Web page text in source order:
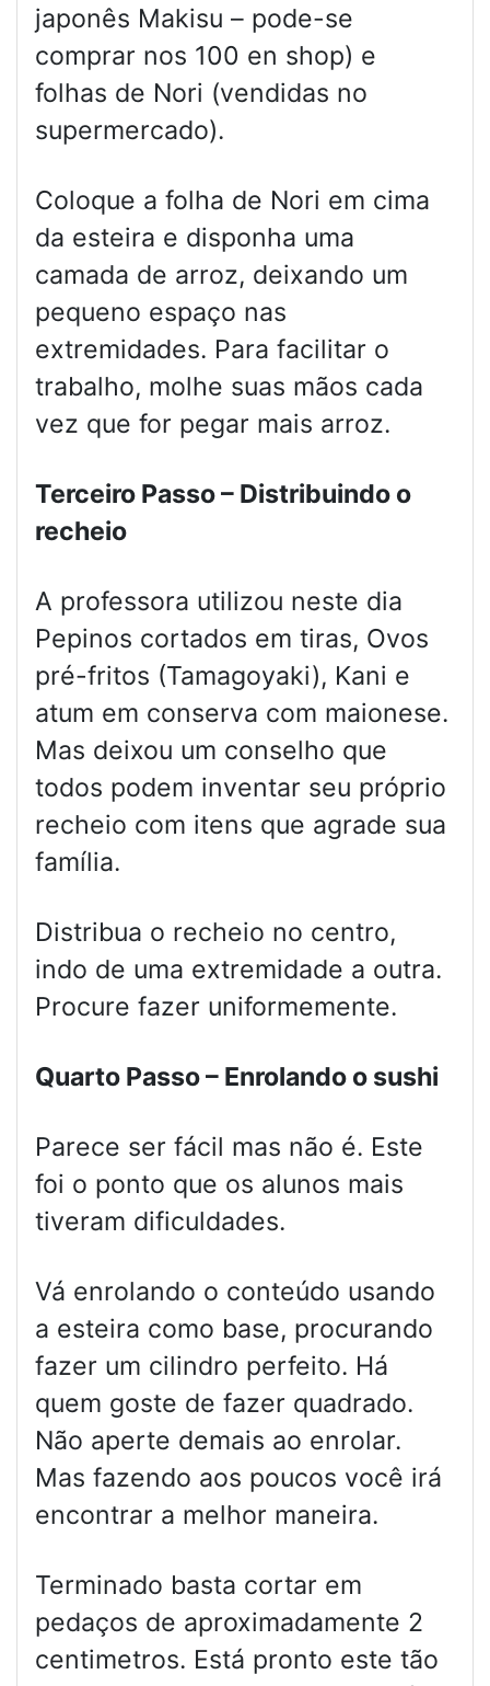
japonês Makisu – pode-se
comprar nos 100 en shop) e
folhas de Nori (vendidas no
supermercado).
Coloque a folha de Nori em cima
da esteira e disponha uma
camada de arroz, deixando um
pequeno espaço nas
extremidades. Para facilitar o
trabalho, molhe suas mãos cada
vez que for pegar mais arroz.
Terceiro Passo – Distribuindo o
recheio
A professora utilizou neste dia
Pepinos cortados em tiras, Ovos
pré-fritos (Tamagoyaki), Kani e
atum em conserva com maionese.
Mas deixou um conselho que
todos podem inventar seu próprio
recheio com itens que agrade sua
família.
Distribua o recheio no centro,
indo de uma extremidade a outra.
Procure fazer uniformemente.
Quarto Passo – Enrolando o sushi
Parece ser fácil mas não é. Este
foi o ponto que os alunos mais
tiveram dificuldades.
Vá enrolando o conteúdo usando
a esteira como base, procurando
fazer um cilindro perfeito. Há
quem goste de fazer quadrado.
Não aperte demais ao enrolar.
Mas fazendo aos poucos você irá
encontrar a melhor maneira.
Terminado basta cortar em
pedaços de aproximadamente 2
centimetros. Está pronto este tão